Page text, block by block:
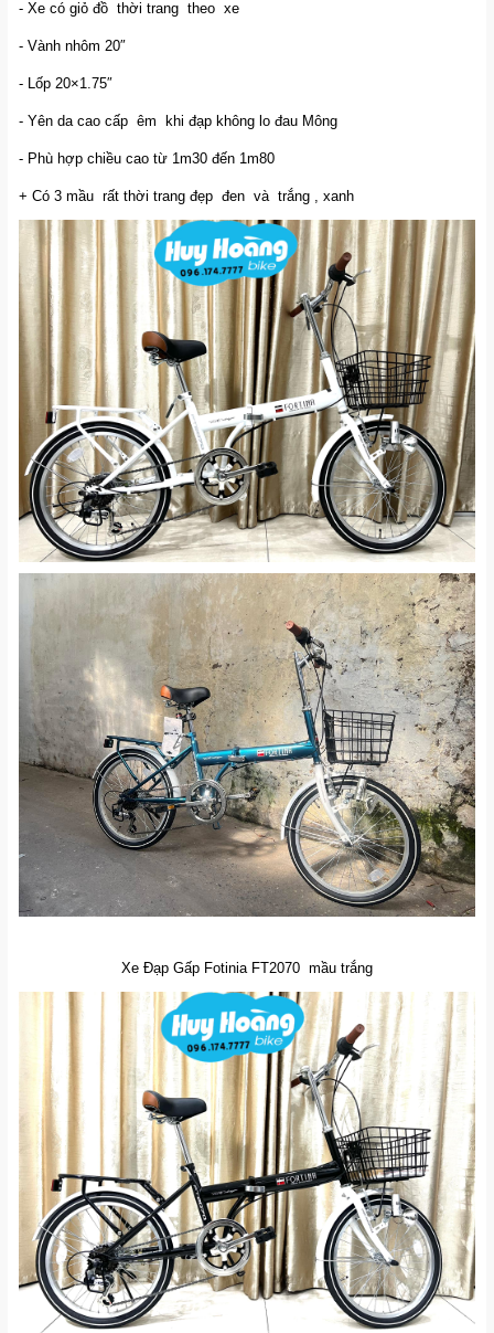
- Xe có giỏ đồ thời trang theo xe
- Vành nhôm 20″
- Lốp 20×1.75″
- Yên da cao cấp êm khi đạp không lo đau Mông
- Phù hợp chiều cao từ 1m30 đến 1m80
+ Có 3 mầu rất thời trang đẹp đen và trắng , xanh
Xe Đạp Gấp Fotinia FT2070 mầu trắng